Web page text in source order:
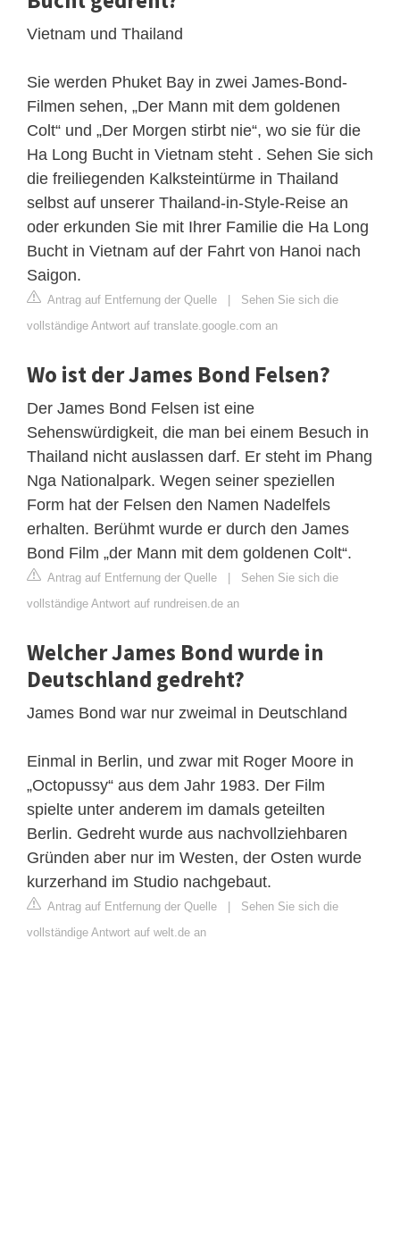
Vietnam und Thailand
Sie werden Phuket Bay in zwei James-Bond-
Filmen sehen, „Der Mann mit dem goldenen
Colt“ und „Der Morgen stirbt nie“, wo sie für die
Ha Long Bucht in Vietnam steht . Sehen Sie sich
die freiliegenden Kalksteintürme in Thailand
selbst auf unserer Thailand-in-Style-Reise an
oder erkunden Sie mit Ihrer Familie die Ha Long
Bucht in Vietnam auf der Fahrt von Hanoi nach
Saigon.
Antrag auf Entfernung der Quelle | Sehen Sie sich die
vollständige Antwort auf translate.google.com an
Wo ist der James Bond Felsen?
Der James Bond Felsen ist eine
Sehenswürdigkeit, die man bei einem Besuch in
Thailand nicht auslassen darf. Er steht im Phang
Nga Nationalpark. Wegen seiner speziellen
Form hat der Felsen den Namen Nadelfels
erhalten. Berühmt wurde er durch den James
Bond Film „der Mann mit dem goldenen Colt“.
Antrag auf Entfernung der Quelle | Sehen Sie sich die
vollständige Antwort auf rundreisen.de an
Welcher James Bond wurde in
Deutschland gedreht?
James Bond war nur zweimal in Deutschland
Einmal in Berlin, und zwar mit Roger Moore in
„Octopussy“ aus dem Jahr 1983. Der Film
spielte unter anderem im damals geteilten
Berlin. Gedreht wurde aus nachvollziehbaren
Gründen aber nur im Westen, der Osten wurde
kurzerhand im Studio nachgebaut.
Antrag auf Entfernung der Quelle | Sehen Sie sich die
vollständige Antwort auf welt.de an